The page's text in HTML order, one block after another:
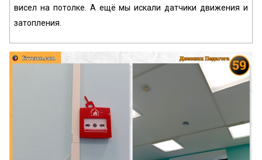
висел на потолке. А ещё мы искали датчики движения и
затопления.